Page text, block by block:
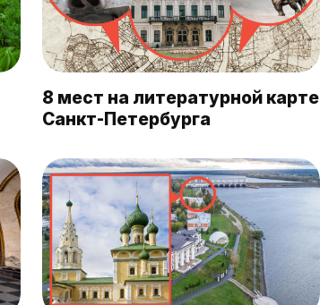
8 мест на литературной карте
Санкт-Петербурга